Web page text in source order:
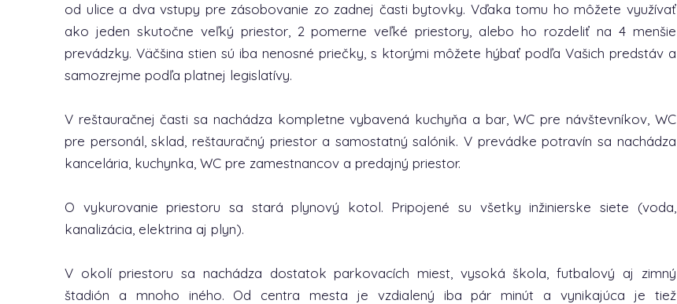
od ulice a dva vstupy pre zásobovanie zo zadnej časti bytovky. Vďaka tomu ho môžete využívať
ako jeden skutočne veľký priestor, 2 pomerne veľké priestory, alebo ho rozdeliť na 4 menšie
prevádzky. Väčšina stien sú iba nenosné priečky, s ktorými môžete hýbať podľa Vašich predstáv a
samozrejme podľa platnej legislatívy.
V reštauračnej časti sa nachádza kompletne vybavená kuchyňa a bar, WC pre návštevníkov, WC
pre personál, sklad, reštauračný priestor a samostatný salónik. V prevádke potravín sa nachádza
kancelária, kuchynka, WC pre zamestnancov a predajný priestor.
O vykurovanie priestoru sa stará plynový kotol. Pripojené su všetky inžinierske siete (voda,
kanalizácia, elektrina aj plyn).
V okolí priestoru sa nachádza dostatok parkovacích miest, vysoká škola, futbalový aj zimný
štadión a mnoho iného. Od centra mesta je vzdialený iba pár minút a vynikajúca je tiež